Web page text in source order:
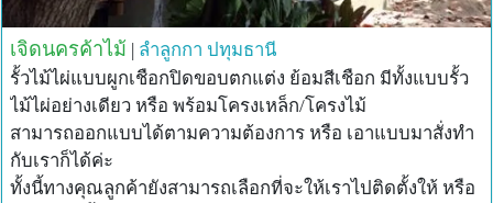
เจิดนครค้าไม้ | ลำลูกกา ปทุมธานี
รั้วไม้ไผ่แบบผูกเชือกปิดขอบตกแต่ง ย้อมสีเชือก มีทั้งแบบรั้ว
ไม้ไผ่อย่างเดียว หรือ พร้อมโครงเหล็ก/โครงไม้
สามารถออกแบบได้ตามความต้องการ หรือ เอาแบบมาสั่งทำ
กับเราก็ได้ค่ะ
ทั้งนี้ทางคุณลูกค้ายังสามารถเลือกที่จะให้เราไปติดตั้งให้ หรือ